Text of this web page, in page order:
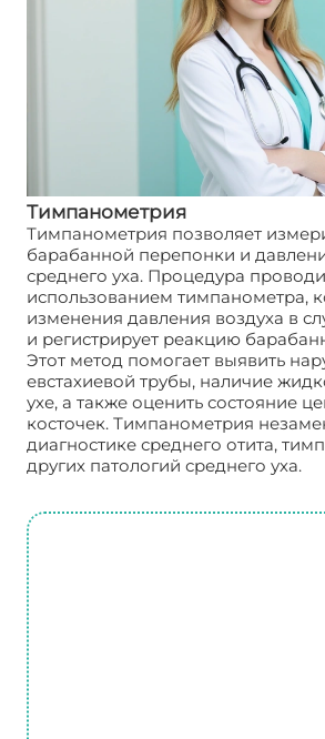
Тимпанометрия
Тимпанометрия позволяет
барабанной перепонки и
среднего уха. Процедура
использованием тимпанометра,
изменения давления воздуха в
и регистрирует реакцию
Этот метод помогает выявить
евстахиевой трубы, наличие
ухе, а также оценить состояние
косточек. Тимпанометрия
диагностике среднего отита,
других патологий среднего уха.